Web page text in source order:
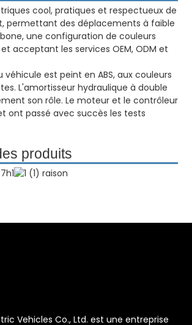
cool, pratiques et respectueux de
permettant des déplacements à faible
une configuration de couleurs
acceptant les services OEM, ODM et
véhicule est peint en ABS, aux couleurs
L'amortisseur hydraulique à double
son rôle. Le moteur et le contrôleur
ont passé avec succès les tests
produits
Vehicles Co., Ltd. est une entreprise